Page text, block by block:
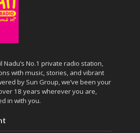
Nadu’s No.1 private radio station,
with music, stories, and vibrant
by Sun Group, we’ve been your
18 years wherever you are,
in with you.